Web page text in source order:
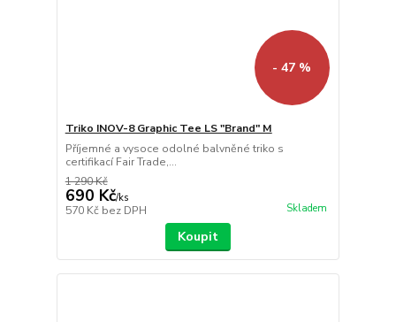
- 47 %
Triko INOV-8 Graphic Tee LS "Brand" M
Příjemné a vysoce odolné balvněné triko s
certifikací Fair Trade,...
1 290 Kč
690 Kč/ks
570 Kč bez DPH Skladem
Koupit